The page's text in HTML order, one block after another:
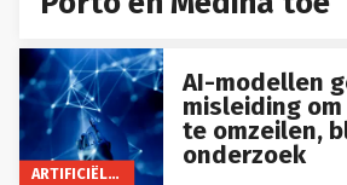
ARTIFICIËLE INTELLIGENTIE
AI-modellen
misleiding
te omzeilen,
onderzoek